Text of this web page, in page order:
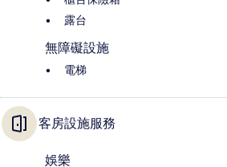
露台
無障礙設施
電梯
客房設施服務
娛樂